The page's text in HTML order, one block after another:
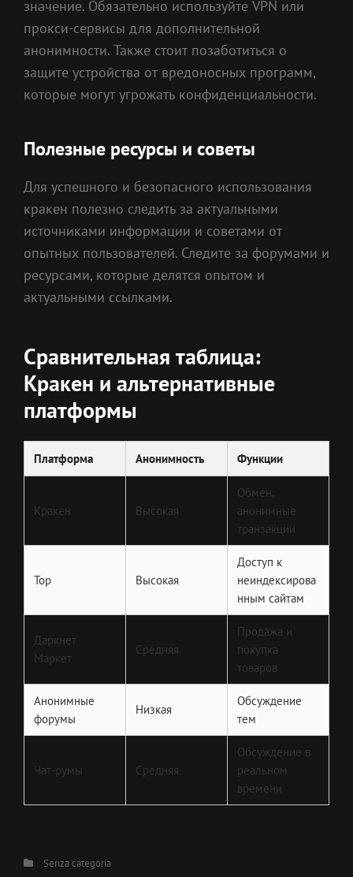
значение. Обязательно используйте VPN или
прокси-сервисы для дополнительной
анонимности. Также стоит позаботиться о
защите устройства от вредоносных программ,
которые могут угрожать конфиденциальности.
Полезные ресурсы и советы
Для успешного и безопасного использования
кракен полезно следить за актуальными
источниками информации и советами от
опытных пользователей. Следите за форумами и
ресурсами, которые делятся опытом и
актуальными ссылками.
Сравнительная таблица:
Кракен и альтернативные
платформы
Платформа Анонимность Функции
Кракен Высокая
Обмен,
анонимные
транзакции
Тор Высокая
Доступ к
неиндексирова
нным сайтам
Даркнет
Маркет
Средняя
Продажа и
покупка
товаров
Анонимные
форумы
Низкая
Обсуждение
тем
Чат-румы Средняя
Обсуждение в
реальном
времени
CategoriesSenza categoria